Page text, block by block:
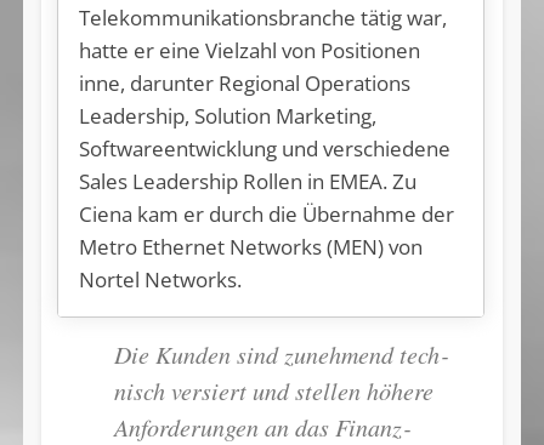
Telekommunikationsbranche tätig war,
hatte er eine Vielzahl von Positionen
inne, darunter Regional Operations
Leadership, Solution Marketing,
Softwareentwicklung und verschiedene
Sales Leadership Rollen in EMEA. Zu
Ciena kam er durch die Übernahme der
Metro Ethernet Networks (MEN) von
Nortel Networks.
Die Kun­den sind zu­neh­mend tech­
nisch ver­siert und stel­len hö­he­re
An­for­de­run­gen an das Fi­nanz­